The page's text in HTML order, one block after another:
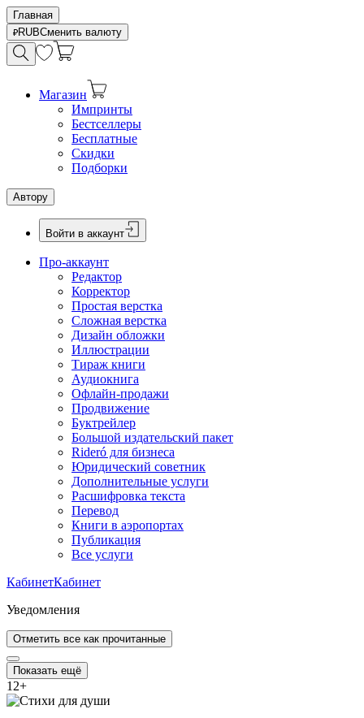
Главная
RUBСменить валюту
Магазин
Импринты
Бестселлеры
Бесплатные
Скидки
Подборки
Автору
Войти в аккаунт
Про-аккаунт
Редактор
Корректор
Простая верстка
Сложная верстка
Дизайн обложки
Иллюстрации
Тираж книги
Аудиокнига
Офлайн-продажи
Продвижение
Буктрейлер
Большой издательский пакет
Rideró для бизнеса
Юридический советник
Дополнительные услуги
Расшифровка текста
Перевод
Книги в аэропортах
Публикация
Все услуги
КабинетКабинет
Уведомления
Отметить все как прочитанные
Показать ещё
12+